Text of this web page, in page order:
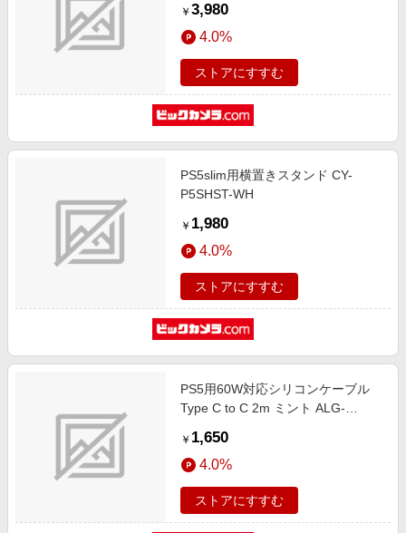
￥ 3,980
4.0%
ストアにすすむ
PS5slim用横置きスタンド CY-
P5SHST-WH
￥ 1,980
4.0%
ストアにすすむ
PS5用60W対応シリコンケーブル
Type C to C 2m ミント ALG-
￥ 1,650
4.0%
ストアにすすむ